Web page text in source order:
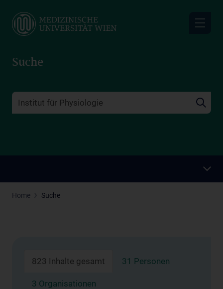
main
Suche
Home Suche
823 Inhalte gesamt 31 Personen
3 Organisationen